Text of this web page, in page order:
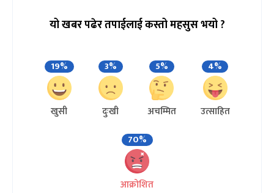
यो खबर पढेर तपाईलाई कस्तो महसुस भयो ?
19%
खुसी
3%
दुःखी
5%
अचम्मित
4%
उत्साहित
70%
आक्रोशित